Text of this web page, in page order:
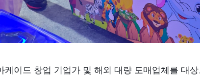
이드 창업 기업가 및 해외 대량 도매업체를 대